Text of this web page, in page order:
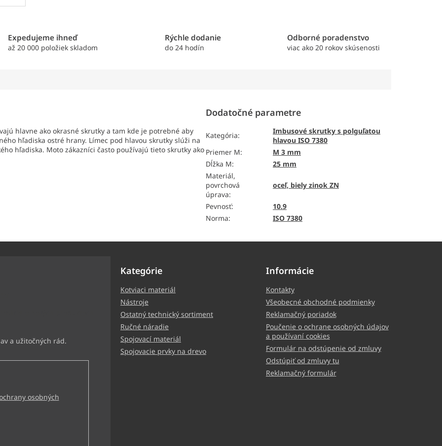
Expedujeme ihneď
až 20 000 položiek skladom
Rýchle dodanie
do 24 hodín
Odborné poradenstvo
viac ako 20 rokov skúsenosti
hlavne ako okrasné skrutky a tam kde je potrebné aby
hľadiska ostré hrany. Límec pod hlavou skrutky slúži na
hľadiska. Moto zákazníci často používajú tieto skrutky ako
Dodatočné parametre
Kategória:
Imbusové skrutky s polguľatou
hlavou ISO 7380
Priemer M:
M 3 mm
Dĺžka M:
25 mm
Materiál,
povrchová
úprava:
oceľ, biely zinok ZN
Pevnosť:
10.9
Norma: ISO 7380
osobných
Kategórie
Kotviaci materiál
Nástroje
Ostatný technický sortiment
Ručné náradie
Spojovací materiál
Spojovacie prvky na drevo
Informácie
Kontakty
Všeobecné obchodné podmienky
Reklamačný poriadok
Poučenie o ochrane osobných údajov
a používaní cookies
Formulár na odstúpenie od zmluvy
Odstúpiť od zmluvy tu
Reklamačný formulár